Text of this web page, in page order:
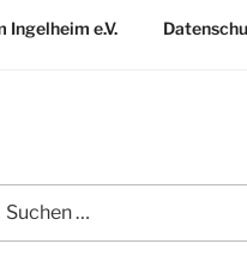
e.V.
nach: